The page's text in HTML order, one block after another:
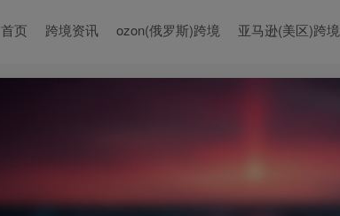
首页 跨境资讯 ozon(俄罗斯)跨境 亚马逊(美区)跨境